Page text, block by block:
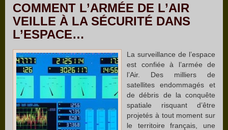
COMMENT L’ARMÉE DE L’AIR
VEILLE À LA SÉCURITÉ DANS
L’ESPACE…
La surveillance de l’espace
est confiée à l’armée de
l’Air. Des milliers de
satellites endommagés et
de débris de la conquête
spatiale risquant d’être
projetés à tout moment sur
le territoire français, une